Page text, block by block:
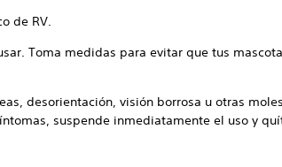
de RV.
Toma medidas para evitar que tus
desorientación, visión borrosa u otras
suspende inmediatamente el uso y